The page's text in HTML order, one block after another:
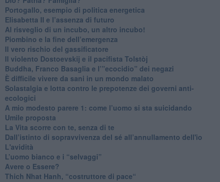
Portogallo, esempio di politica energetica
​Elisabetta II e l’assenza di futuro
Al risveglio di un incubo, un altro incubo!
​Piombino e la fine dell’emergenza
​Il vero rischio del gassificatore
​Il violento Dostoevskij e il pacifista Tolstòj
​Buddha, Franco Basaglia e l’”ecocidio” dei negazi
​È difficile vivere da sani in un mondo malato
Solastalgia e lotta contro le prepotenze dei governi anti-
ecologici
​A mio modesto parere 1: come l’uomo si sta suicidando
​Umile proposta
​La Vita scorre con te, senza di te
​Dall’istinto di sopravvivenza del sé all’annullamento dell'io
L'avidità
​L’uomo bianco e i “selvaggi”
​Avere o Essere?
​Thich Nhat Hanh, “costruttore di pace“